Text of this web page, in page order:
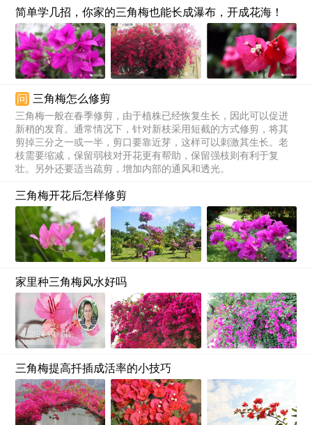
简单学几招，你家的三角梅也能长成瀑布，开成花海！
问 三角梅怎么修剪
三角梅一般在春季修剪，由于植株已经恢复生长，因此可以促进
新稍的发育。通常情况下，针对新枝采用短截的方式修剪，将其
剪掉三分之一或一半，剪口要靠近芽，这样可以刺激其生长。老
枝需要缩减，保留弱枝对开花更有帮助，保留强枝则有利于复
壮。另外还要适当疏剪，增加内部的通风和透光。
三角梅开花后怎样修剪
家里种三角梅风水好吗
三角梅提高扦插成活率的小技巧